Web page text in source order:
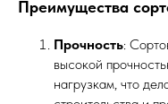
Преимущества
Прочность:
высокой
нагрузкам, что